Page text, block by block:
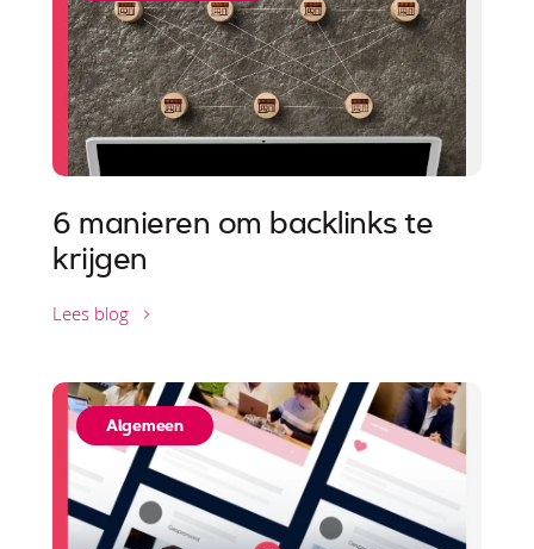
6 manieren om backlinks te
krijgen
Lees blog
Algemeen